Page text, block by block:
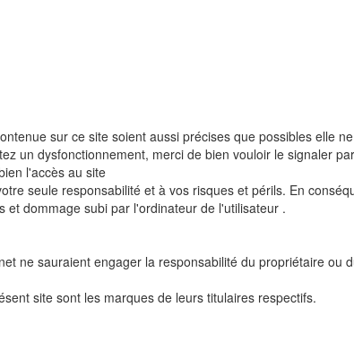
sur ce site soient aussi précises que possibles elle
un dysfonctionnement, merci de bien vouloir le signaler
l'accès au site
seule responsabilité et à vos risques et périls. En
dommage subi par l'ordinateur de l'utilisateur .
ne sauraient engager la responsabilité du propriétaire ou
site sont les marques de leurs titulaires respectifs.